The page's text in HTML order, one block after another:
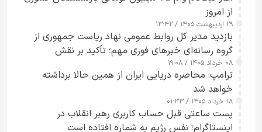
از امروز
۲۹ اردیبهشت ۱۴۰۵ / ۱۳:۴۲
بازدید مدیر کل روابط عمومی نهاد ریاست جمهوری از
گروه رسانه‌ای خبرهای فوری مهم؛ تأکید بر نقش
رسانه‌های هوشمند و مسئول در ارتقای آگاهی عمومی
۰۸ خرداد ۱۴۰۵ / ۱۹:۰۸
ترامپ: محاصره دریایی ایران از همین حالا برداشته
خواهد شد
۱۸ خرداد ۱۴۰۵ / ۰۱:۳۳
پست ساعتی قبل حساب کاربری رهبر انقلاب در
اینستاگرام؛ نفس رژیم به شماره افتاده است​